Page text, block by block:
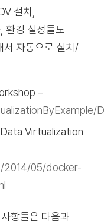
설치,
환경 설정들도
서 자동으로 설치/
–
Virtualization
05/docker-
항들은 다음과